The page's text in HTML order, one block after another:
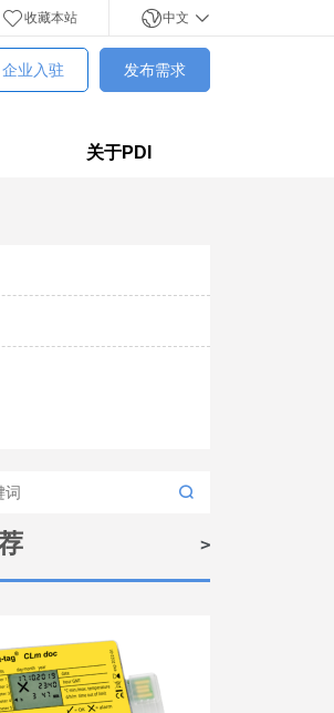
收藏本站 中文
企业入驻 发布需求
关于PDI